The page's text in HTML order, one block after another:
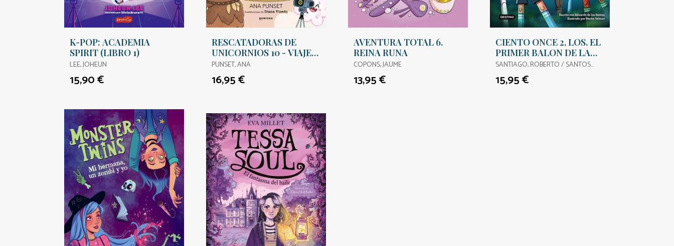
K-POP: ACADEMIA
SPIRIT (LIBRO 1)
LEE, JOHEUN
15,90 €
RESCATADORAS DE
UNICORNIOS 10 - VIAJE
AL PAIS DE LOS
GIGANTES
PUNSET, ANA
16,95 €
AVENTURA TOTAL 6.
REINA RUNA
COPONS, JAUME
13,95 €
CIENTO ONCE 2, LOS. EL
PRIMER BALON DE LA
HISTORIA
SANTIAGO, ROBERTO / SANTOS
MOLINA, EDUARDO DE LOS
15,95 €